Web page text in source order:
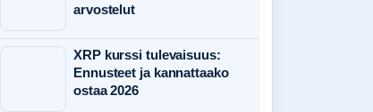
arvostelut
XRP kurssi tulevaisuus:
Ennusteet ja kannattaako
ostaa 2026